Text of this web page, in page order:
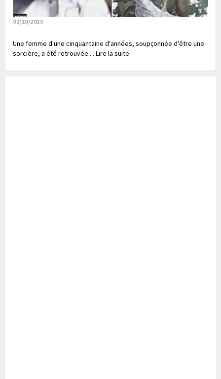
02/10/2025
Une femme d'une cinquantaine d'années, soupçonnée d'être une
sorcière, a été retrouvée.... Lire la suite